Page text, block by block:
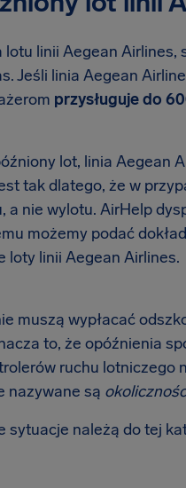
linii Aegean Airlines,
Jeśli linia Aegean
przysługuje do
lot, linia Aegean
tak dlatego, że w
nie wylotu. AirHelp
możemy podać
loty linii Aegean Airlines.
muszą wypłacać
to, że opóźnienia
ruchu lotniczego
nazywane są
sytuacje należą do tej